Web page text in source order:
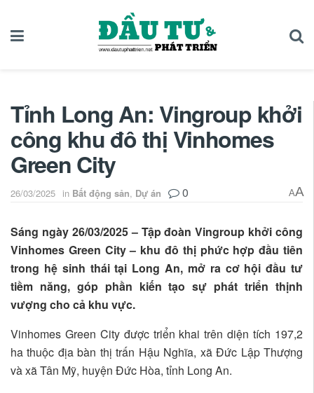
Tỉnh Long An: Vingroup khởi
công khu đô thị Vinhomes
Green City
26/03/2025 in Bất động sản, Dự án 0 AA
Sáng ngày 26/03/2025 – Tập đoàn Vingroup khởi công
Vinhomes Green City – khu đô thị phức hợp đầu tiên
trong hệ sinh thái tại Long An, mở ra cơ hội đầu tư
tiềm năng, góp phần kiến tạo sự phát triển thịnh
vượng cho cả khu vực.
Vinhomes Green City được triển khai trên diện tích 197,2
ha thuộc địa bàn thị trấn Hậu Nghĩa, xã Đức Lập Thượng
và xã Tân Mỹ, huyện Đức Hòa, tỉnh Long An.